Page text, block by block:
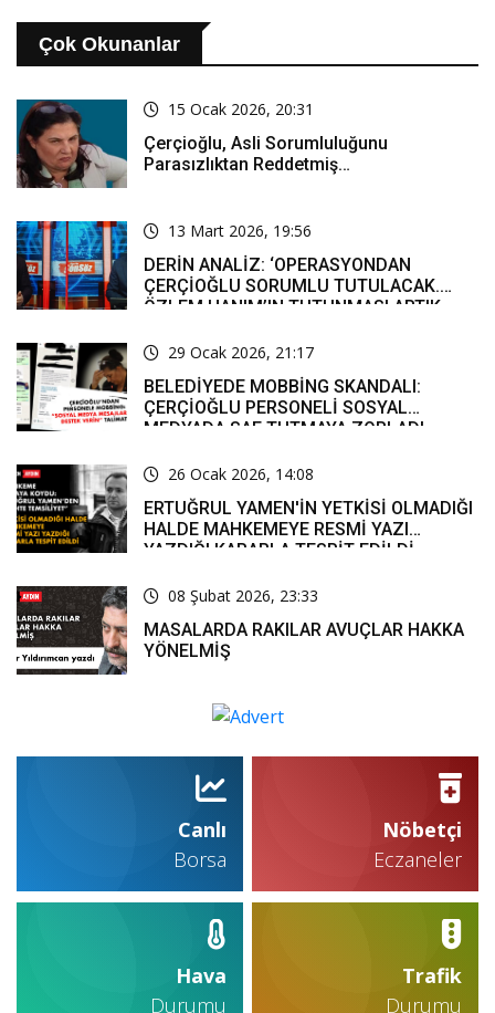
Çok Okunanlar
15 Ocak 2026, 20:31
Çerçioğlu, Asli Sorumluluğunu
Parasızlıktan Reddetmiş…
13 Mart 2026, 19:56
DERİN ANALİZ: ‘OPERASYONDAN
ÇERÇİOĞLU SORUMLU TUTULACAK.
ÖZLEM HANIM’IN TUTUNMASI ARTIK
29 Ocak 2026, 21:17
BELEDİYEDE MOBBİNG SKANDALI:
ÇERÇİOĞLU PERSONELİ SOSYAL
MEDYADA SAF TUTMAYA ZORLADI
26 Ocak 2026, 14:08
ERTUĞRUL YAMEN'İN YETKİSİ OLMADIĞI
HALDE MAHKEMEYE RESMİ YAZI
YAZDIĞI KARARLA TESPİT EDİLDİ
08 Şubat 2026, 23:33
MASALARDA RAKILAR AVUÇLAR HAKKA
YÖNELMİŞ
Canlı
Borsa
Nöbetçi
Eczaneler
Hava
Durumu
Trafik
Durumu